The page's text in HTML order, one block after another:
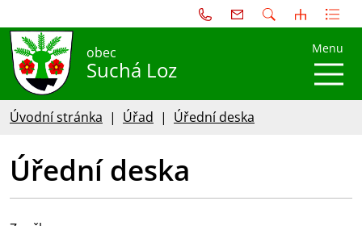
obec
Suchá Loz
Menu
Úvodní stránka Úřad Úřední deska
Úřední deska